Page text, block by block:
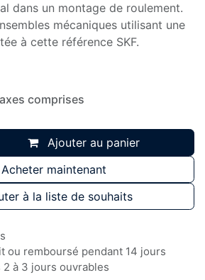
dans un montage de roulement.
mécaniques utilisant une
à cette référence SKF.
comprises
Ajouter au panier
Acheter maintenant
à la liste de souhaits
ou remboursé pendant 14 jours
à 3 jours ouvrables